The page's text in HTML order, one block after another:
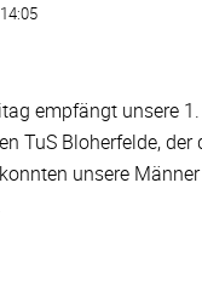
empfängt unsere
TuS Bloherfelde,
unsere